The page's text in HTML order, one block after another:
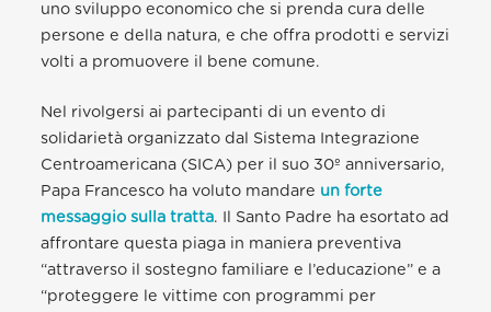
uno sviluppo economico che si prenda cura delle
persone e della natura, e che offra prodotti e servizi
volti a promuovere il bene comune.
Nel rivolgersi ai partecipanti di un evento di
solidarietà organizzato dal Sistema Integrazione
Centroamericana (SICA) per il suo 30º anniversario,
Papa Francesco ha voluto mandare un forte
messaggio sulla tratta. Il Santo Padre ha esortato ad
affrontare questa piaga in maniera preventiva
“attraverso il sostegno familiare e l’educazione” e a
“proteggere le vittime con programmi per